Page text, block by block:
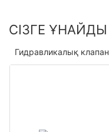
СІЗГЕ ҰНАЙДЫ
Гидравликалық клапан